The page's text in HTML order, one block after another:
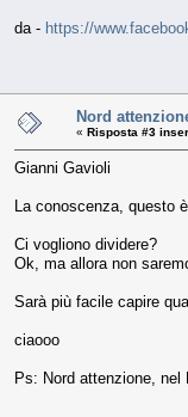
da - https://
Nord
« Risposta #3
Gianni Gavioli
La conoscenza, questo
Ci vogliono dividere?
Ok, ma allora non
Sarà più facile capire
ciaooo
Ps: Nord attenzione, nel